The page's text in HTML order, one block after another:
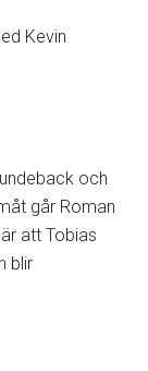
Kevin
och
går Roman
att Tobias
blir